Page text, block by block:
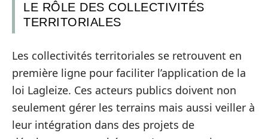
LE RÔLE DES COLLECTIVITÉS
TERRITORIALES
Les collectivités territoriales se retrouvent en
première ligne pour faciliter l’application de la
loi Lagleize. Ces acteurs publics doivent non
seulement gérer les terrains mais aussi veiller à
leur intégration dans des projets de